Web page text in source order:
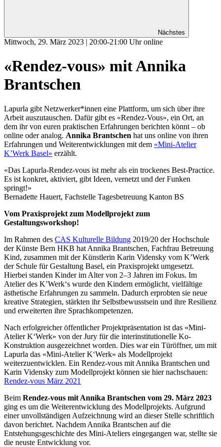
Nächstes
Mittwoch, 29. März 2023 | 20:00-21:00 Uhr online
«Rendez-vous» mit Annika
Brantschen
Lapurla gibt Netzwerker*innen eine Plattform, um sich über ihre
Arbeit auszutauschen. Dafür gibt es «Rendez-Vous», ein Ort, an
dem ihr von euren praktischen Erfahrungen berichten könnt – ob
online oder analog. Annika Brantschen hat uns online von ihren
Erfahrungen und Weiterentwicklungen mit dem «Mini-Atelier
K’Werk Basel» erzählt.
«Das Lapurla-Rendez-vous ist mehr als ein trockenes Best-Practice.
Es ist konkret, aktiviert, gibt Ideen, vernetzt und der Funken
springt!»
Bernadette Hauert, Fachstelle Tagesbetreuung Kanton BS
Vom Praxisprojekt zum Modellprojekt zum
Gestaltungsworkshop!
Im Rahmen des CAS Kulturelle Bildung 2019/20 der Hochschule
der Künste Bern HKB hat Annika Brantschen, Fachfrau Betreuung
Kind, zusammen mit der Künstlerin Karin Vidensky vom K’Werk
der Schule für Gestaltung Basel, ein Praxisprojekt umgesetzt.
Hierbei standen Kinder im Alter von 2–3 Jahren im Fokus. Im
Atelier des K’Werk‘s wurde den Kindern ermöglicht, vielfältige
ästhetische Erfahrungen zu sammeln. Dadurch erprobten sie neue
kreative Strategien, stärkten ihr Selbstbewusstsein und ihre Resilienz
und erweiterten ihre Sprachkompetenzen.
Nach erfolgreicher öffentlicher Projektpräsentation ist das «Mini-
Atelier K‘Werk» von der Jury für die interinstitutionelle Ko-
Konstruktion ausgezeichnet worden. Dies war ein Türöffner, um mit
Lapurla das «Mini-Atelier K‘Werk» als Modellprojekt
weiterzuentwicklen. Ein Rendez-vous mit Annika Brantschen und
Karin Vidensky zum Modellprojekt können sie hier nachschauen:
Rendez-vous März 2021
Beim Rendez-vous mit Annika Brantschen vom 29. März 2023
ging es um die Weiterentwicklung des Modellprojekts. Aufgrund
einer unvollständigen Aufzeichnung wird an dieser Stelle schriftlich
davon berichtet. Nachdem Annika Brantschen auf die
Entstehungsgeschichte des Mini-Ateliers eingegangen war, stellte sie
die neuste Entwicklung vor.